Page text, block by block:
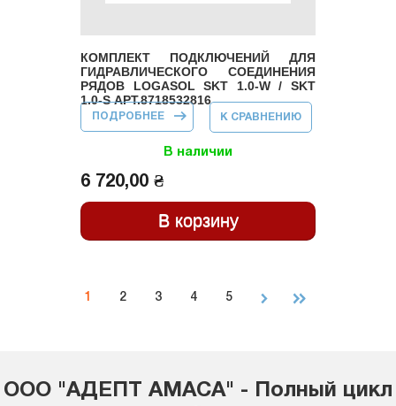
КОМПЛЕКТ ПОДКЛЮЧЕНИЙ ДЛЯ
ГИДРАВЛИЧЕСКОГО СОЕДИНЕНИЯ
РЯДОВ LOGASOL SKT 1.0-W / SKT
1.0-S АРТ.8718532816
6 720,00 ₴
К СРАВНЕНИЮ
В наличии
ПОДРОБНЕЕ О КОМПЛЕКТ
ПОДКЛЮЧЕНИЙ
ГИДРАВЛИЧЕСКОГО
СОЕДИНЕНИЯ
1 2 3 4 5
ООО "АДЕПТ АМАСА" - Полный цикл